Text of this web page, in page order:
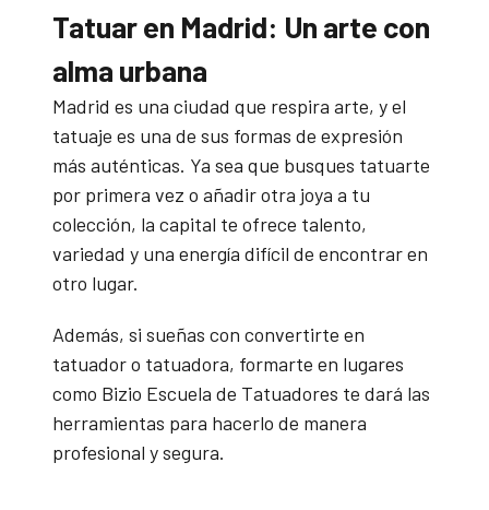
Tatuar en Madrid: Un arte con
alma urbana
Madrid es una ciudad que respira arte, y el
tatuaje es una de sus formas de expresión
más auténticas. Ya sea que busques tatuarte
por primera vez o añadir otra joya a tu
colección, la capital te ofrece talento,
variedad y una energía difícil de encontrar en
otro lugar.
Además, si sueñas con convertirte en
tatuador o tatuadora, formarte en lugares
como Bizio Escuela de Tatuadores te dará las
herramientas para hacerlo de manera
profesional y segura.